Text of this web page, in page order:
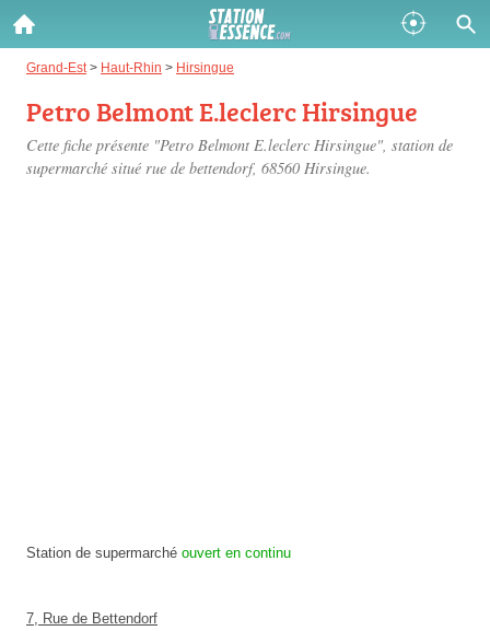
Grand-Est > Haut-Rhin > Hirsingue
Petro Belmont E.leclerc Hirsingue
Cette fiche présente "Petro Belmont E.leclerc Hirsingue", station de
supermarché situé rue de bettendorf, 68560 Hirsingue.
Station de supermarché ouvert en continu
7, Rue de Bettendorf
Gazole :
Disponible Épuisé
SP 98 :